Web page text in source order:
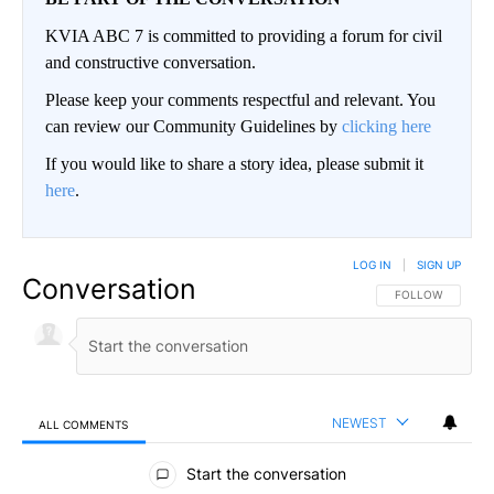
KVIA ABC 7 is committed to providing a forum for civil
and constructive conversation.
Please keep your comments respectful and relevant. You
can review our Community Guidelines by clicking here
If you would like to share a story idea, please submit it
here.
Conversation FOLLOW THIS
FOLLOW
LOG IN SIGN UP
ALL COMMENTS NEWEST
All Comments
Start the conversation